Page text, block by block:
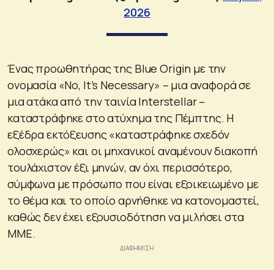
2026
Ένας προωθητήρας της Blue Origin με την
ονομασία «No, It’s Necessary» – μια αναφορά σε
μια ατάκα από την ταινία Interstellar –
καταστράφηκε στο ατύχημα της Πέμπτης. Η
εξέδρα εκτόξευσης «καταστράφηκε σχεδόν
ολοσχερώς» και οι μηχανικοί αναμένουν διακοπή
τουλάχιστον έξι μηνών, αν όχι περισσότερο,
σύμφωνα με πρόσωπο που είναι εξοικειωμένο με
το θέμα και το οποίο αρνήθηκε να κατονομαστεί,
καθώς δεν έχει εξουσιοδότηση να μιλήσει στα
ΜΜΕ.